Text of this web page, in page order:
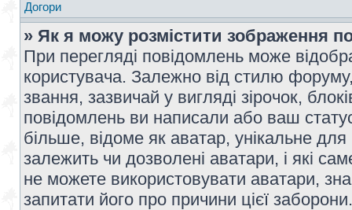
Догори
» Як я можу розмістити зображення
При перегляді повідомлень може
користувача. Залежно від стилю
звання, зазвичай у вигляді зірочок,
повідомлень ви написали або ваш
більше, відоме як аватар, унікальне
залежить чи дозволені аватари, і які
не можете використовувати аватари,
запитати його про причини цієї заборони.